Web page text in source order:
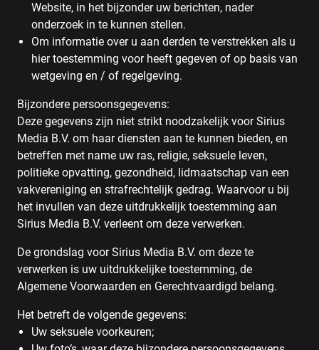
Website, in het bijzonder uw berichten, nader
onderzoek in te kunnen stellen.
Om informatie over u aan derden te verstrekken als u
hier toestemming voor heeft gegeven of op basis van
wetgeving en / of regelgeving.
Bijzondere persoonsgegevens:
Deze gegevens zijn niet strikt noodzakelijk voor Sirius
Media B.V. om haar diensten aan te kunnen bieden, en
betreffen met name uw ras, religie, seksuele leven,
politieke opvatting, gezondheid, lidmaatschap van een
vakvereniging en strafrechtelijk gedrag. Waarvoor u bij
het invullen van deze uitdrukkelijk toestemming aan
Sirius Media B.V. verleent om deze verwerken.
De grondslag voor Sirius Media B.V. om deze te
verwerken is uw uitdrukkelijke toestemming, de
Algemene Voorwaarden en Gerechtvaardigd belang.
Het betreft de volgende gegevens:
Uw seksuele voorkeuren;